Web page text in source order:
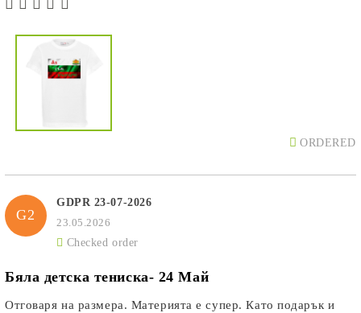
ORDERED
G2
GDPR 23-07-2026
23.05.2026
Checked order
Бяла детска тениска- 24 Май
Отговаря на размера. Материята е супер. Като подарък и